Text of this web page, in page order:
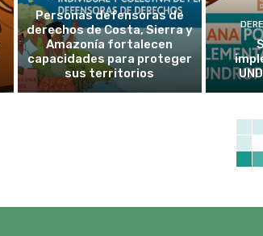
Personas defensoras de
derechos de Costa, Sierra y
Amazonía fortalecen
capacidades para proteger
sus territorios